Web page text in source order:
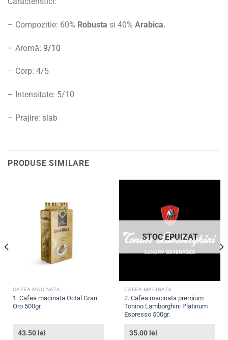
– Compozitie: 60% Robusta si 40% Arabica.
– Aromă: 9/10
– Corp: 4/5
– Intensitate: 5/10
– Prajire: slab
PRODUSE SIMILARE
CAFEA MACINATA
1. Cafea macinata Octal Gran
Oro 500gr.
43.50 lei
STOC EPUIZAT
CAFEA MACINATA
2. Cafea macinata premium
Tonino Lamborghini Platinum
Espresso 500gr.
35.00 lei